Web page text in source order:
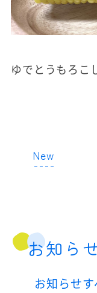
ゆでとうもろこ
New
お知ら
お知らせす